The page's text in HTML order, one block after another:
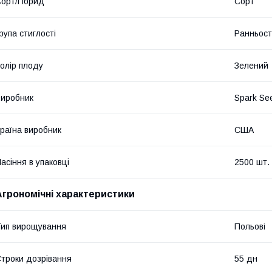
стиглості
плоду Зелений
Spark
виробник США
в упаковці 2500 шт.
характеристики
вирощування Польові
дозрівання 55 дн